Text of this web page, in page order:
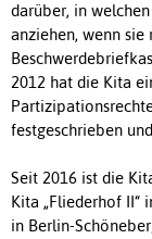
darüber, in
anziehen, wenn sie
2012 hat die Kita
festgeschrieben
Seit 2016 ist die
Kita „Fliederhof II“
in Berlin-